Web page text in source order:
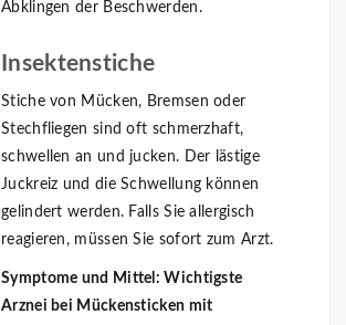
Abklingen der Beschwerden.
Insektenstiche
Stiche von Mücken, Bremsen oder
Stechfliegen sind oft schmerzhaft,
schwellen an und jucken. Der lästige
Juckreiz und die Schwellung können
gelindert werden. Falls Sie allergisch
reagieren, müssen Sie sofort zum Arzt.
Symptome und Mittel:Wichtigste
Arznei bei Mückensticken mit